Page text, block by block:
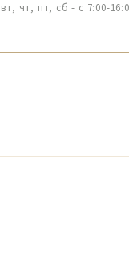
чт, пт, сб - с 7:00-